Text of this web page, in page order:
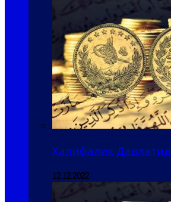
Халифалик
12.12.2022